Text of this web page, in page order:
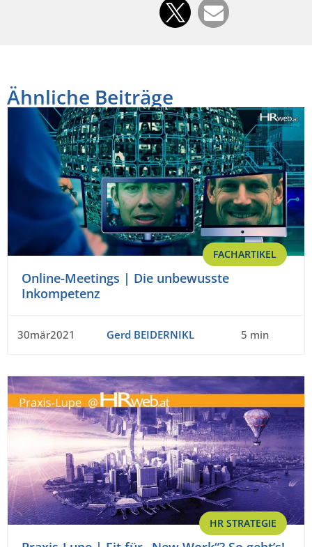
Ähnliche Beiträge
FACHARTIKEL
Online-Meetings | Die unbewusste
Inkompetenz
30mär2021 Gerd BEIDERNIKL 5 min
HR STRATEGIE